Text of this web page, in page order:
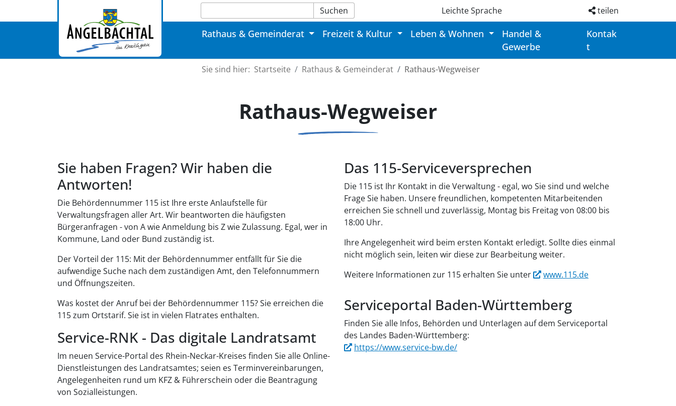
Suchen Leichte Sprache teilen
Rathaus & Gemeinderat Freizeit & Kultur Leben & Wohnen
Handel &
Gewerbe
Kontak
t
Sie sind hier: Startseite Rathaus & Gemeinderat Rathaus-Wegweiser
Rathaus-Wegweiser
Sie haben Fragen? Wir haben die
Antworten!
Die Behördennummer 115 ist Ihre erste Anlaufstelle für
Verwaltungsfragen aller Art. Wir beantworten die häufigsten
Bürgeranfragen - von A wie Anmeldung bis Z wie Zulassung. Egal, wer in
Kommune, Land oder Bund zuständig ist.
Der Vorteil der 115: Mit der Behördennummer entfällt für Sie die
aufwendige Suche nach dem zuständigen Amt, den Telefonnummern
und Öffnungszeiten.
Was kostet der Anruf bei der Behördennummer 115? Sie erreichen die
115 zum Ortstarif. Sie ist in vielen Flatrates enthalten.
Service-RNK - Das digitale Landratsamt
Im neuen Service-Portal des Rhein-Neckar-Kreises finden Sie alle Online-
Dienstleistungen des Landratsamtes; seien es Terminvereinbarungen,
Angelegenheiten rund um KFZ & Führerschein oder die Beantragung
von Sozialleistungen.
Das 115-Serviceversprechen
Die 115 ist Ihr Kontakt in die Verwaltung - egal, wo Sie sind und welche
Frage Sie haben. Unsere freundlichen, kompetenten Mitarbeitenden
erreichen Sie schnell und zuverlässig, Montag bis Freitag von 08:00 bis
18:00 Uhr.
Ihre Angelegenheit wird beim ersten Kontakt erledigt. Sollte dies einmal
nicht möglich sein, leiten wir diese zur Bearbeitung weiter.
Weitere Informationen zur 115 erhalten Sie unter
www.115.de
Serviceportal Baden-Württemberg
Finden Sie alle Infos, Behörden und Unterlagen auf dem Serviceportal
des Landes Baden-Württemberg:
https://www.service-bw.de/